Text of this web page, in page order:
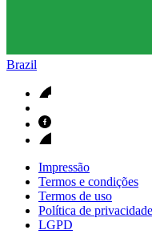
Brazil
Impressão
Termos e condições
Termos de uso
Política de privacidade
LGPD